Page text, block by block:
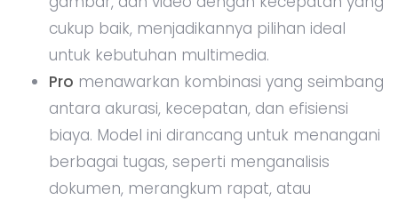
cukup baik, menjadikannya pilihan ideal
untuk kebutuhan multimedia.
Pro menawarkan kombinasi yang seimbang
antara akurasi, kecepatan, dan efisiensi
biaya. Model ini dirancang untuk menangani
berbagai tugas, seperti menganalisis
dokumen, merangkum rapat, atau